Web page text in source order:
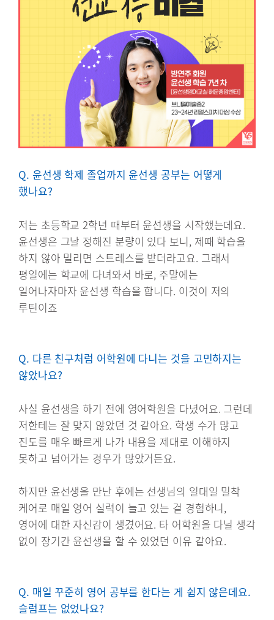
Q. 윤선생 학제 졸업까지 윤선생 공부는 어떻게
했나요?
저는 초등학교 2학년 때부터 윤선생을 시작했는데요.
윤선생은 그날 정해진 분량이 있다 보니, 제때 학습을
하지 않아 밀리면 스트레스를 받더라고요. 그래서
평일에는 학교에 다녀와서 바로, 주말에는
일어나자마자 윤선생 학습을 합니다. 이것이 저의
루틴이죠
Q. 다른 친구처럼 어학원에 다니는 것을 고민하지는
않았나요?
사실 윤선생을 하기 전에 영어학원을 다녔어요. 그런데
저한테는 잘 맞지 않았던 것 같아요. 학생 수가 많고
진도를 매우 빠르게 나가 내용을 제대로 이해하지
못하고 넘어가는 경우가 많았거든요.
하지만 윤선생을 만난 후에는 선생님의 일대일 밀착
케어로 매일 영어 실력이 늘고 있는 걸 경험하니,
영어에 대한 자신감이 생겼어요. 타 어학원을 다닐 생각
없이 장기간 윤선생을 할 수 있었던 이유 같아요.
Q. 매일 꾸준히 영어 공부를 한다는 게 쉽지 않은데요.
슬럼프는 없었나요?